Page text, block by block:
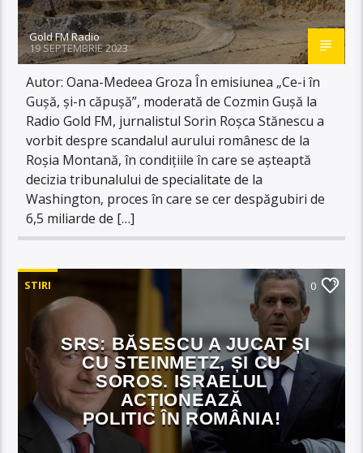
Gold FM Radio
19 SEPTEMBRIE 2023
Autor: Oana-Medeea Groza În emisiunea „Ce-i în
Gușă, și-n căpușă”, moderată de Cozmin Gușă la
Radio Gold FM, jurnalistul Sorin Roșca Stănescu a
vorbit despre scandalul aurului românesc de la
Roșia Montană, în condițiile în care se așteaptă
decizia tribunalului de specialitate de la
Washington, proces în care se cer despăgubiri de
6,5 miliarde de […]
STIRI 0
SRS: BĂSESCU A JUCAT ȘI
CU STEINMETZ, ȘI CU
SOROS. ISRAELUL
ACȚIONEAZĂ
POLITIC ÎN ROMÂNIA!